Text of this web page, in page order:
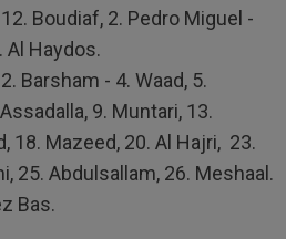
Boudiaf, 2. Pedro Miguel -
Al Haydos.
Barsham - 4. Waad, 5.
9. Muntari, 13.
18. Mazeed, 20. Al Hajri, 23.
25. Abdulsallam, 26. Meshaal.
Bas.